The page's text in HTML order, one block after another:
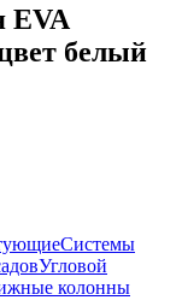
EVA
белый
Системы
Угловой
колонны